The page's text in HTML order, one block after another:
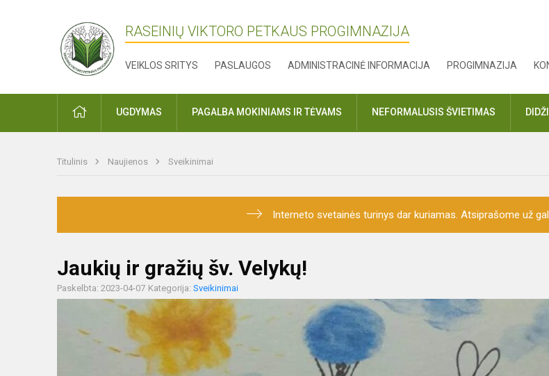
RASEINIŲ VIKTORO PETKAUS PROGIMNAZIJA
VEIKLOS SRITYS PASLAUGOS ADMINISTRACINĖ INFORMACIJA PROGIMNAZIJA
PRADŽIAUGDYMAS PAGALBA MOKINIAMS IR TĖVAMS NEFORMALUSIS ŠVIETIMAS
Titulinis Naujienos Sveikinimai
Interneto svetainės turinys dar kuriamas. Atsiprašome už
Jaukių ir gražių šv. Velykų!
Paskelbta: 2023-04-07 Kategorija: Sveikinimai